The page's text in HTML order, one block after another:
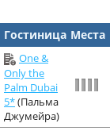
Гостиница Места
One &
Only the
Palm Dubai
5*(Пальма
Джумейра)